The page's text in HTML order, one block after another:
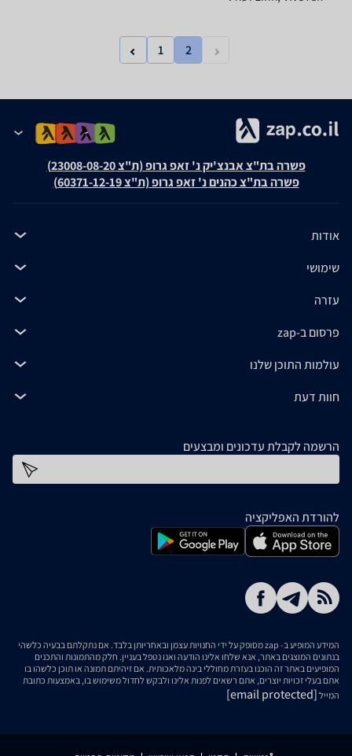
1 2
פשרה בת"צ אבנצ'יק נ' זאפ גרופ (ת"צ 23008-08-20)
פשרה בת"צ כהנים נ' זאפ גרופ (ת"צ 60371-12-19)
אודות
שימושי
עזרה
פרסום ב-zap
עולמות התוכן שלנו
חוות דעת
הרשמה לקבלת עדכונים ומבצעים
להורדת האפליקציה
המידע המופיע ב- zap מסופק על ידי החנויות עצמן ובאחריותן בלבד. אם נתקלתם בבעיה כלשהי
בנתונים המוצגים באתר, אנא שלחו אלינו הודעה ואנו נטפל בעניין. חלק מהתמונות והתכנים
המופיעים באתר זה הוכנו בעזרת מחוללי בינה מלאכותית. אם זיהיתם תמונה או תוכן כלשהו בו
אתם בעלי זכויות יוצרים, אתם רשאים לפנות אלינו ולבקש לחדול משימוש בו, באמצעות כתובת
המייל [email protected]